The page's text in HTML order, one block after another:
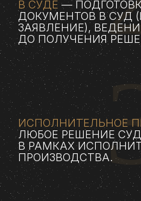
В СУДЕ —
ДОКУМЕНТОВ В СУД
ЗАЯВЛЕНИЕ),
ДО ПОЛУЧЕНИЯ
ИСПОЛНИТЕЛЬНОЕ
ЛЮБОЕ РЕШЕНИЕ
В РАМКАХ
ПРОИЗВОДСТВА.